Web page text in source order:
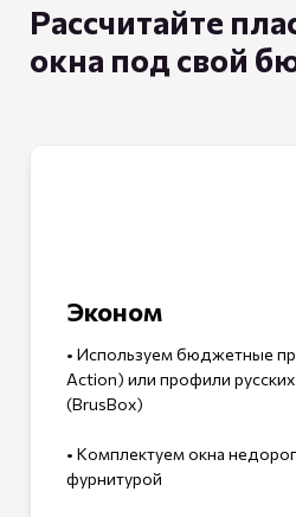
Рассчитайте
окна под свой
Эконом
• Используем бюджетные
Action) или профили
(BrusBox)
• Комплектуем окна
фурнитурой